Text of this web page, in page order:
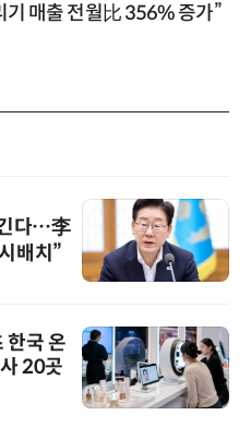
기 매출 전월比 356% 증가”
다…李
배치”
한국 온
20곳